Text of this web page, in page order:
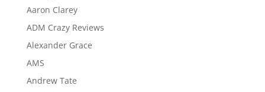
Aaron Clarey
ADM Crazy Reviews
Alexander Grace
AMS
Andrew Tate